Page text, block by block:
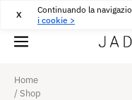
Continuando la
i cookie >
X CONSEGNA
Home
/Shop